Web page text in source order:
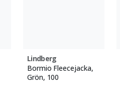
Lindberg
Bormio Fleecejacka,
Grön, 100